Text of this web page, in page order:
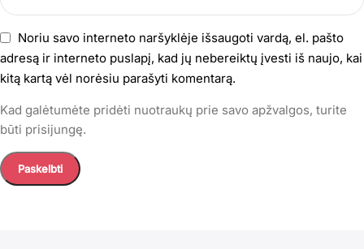
Noriu savo interneto naršyklėje išsaugoti vardą, el. pašto
adresą ir interneto puslapį, kad jų nebereiktų įvesti iš naujo, kai
kitą kartą vėl norėsiu parašyti komentarą.
Kad galėtumėte pridėti nuotraukų prie savo apžvalgos, turite
būti prisijungę.